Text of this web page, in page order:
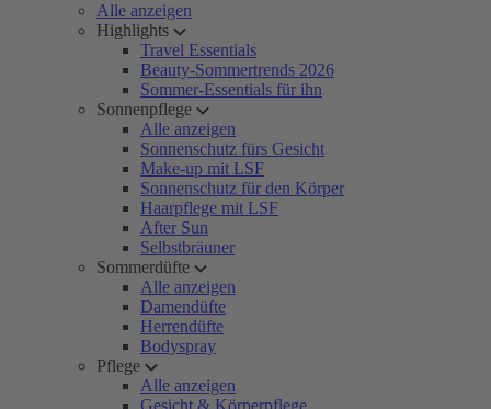
Alle anzeigen
Highlights
Travel Essentials
Beauty-Sommertrends 2026
Sommer-Essentials für ihn
Sonnenpflege
Alle anzeigen
Sonnenschutz fürs Gesicht
Make-up mit LSF
Sonnenschutz für den Körper
Haarpflege mit LSF
After Sun
Selbstbräuner
Sommerdüfte
Alle anzeigen
Damendüfte
Herrendüfte
Bodyspray
Pflege
Alle anzeigen
Gesicht & Körperpflege